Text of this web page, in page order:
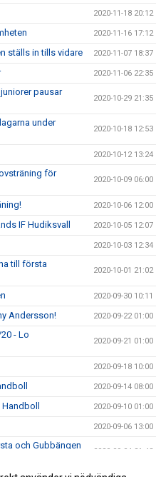
2020-11-18 20:12
2020-11-16 17:12
ställs in tills vidare 2020-11-07 18:37
2020-11-06 22:35
pausar
2020-10-29 21:35
under
2020-10-18 12:53
2020-10-12 13:24
för
2020-10-09 06:00
2020-10-06 12:00
IF Hudiksvall 2020-10-05 12:07
2020-10-03 12:34
till första
2020-10-01 21:02
2020-09-30 10:11
Andersson! 2020-09-22 01:00
- Lo
2020-09-21 01:00
2020-09-18 10:00
2020-09-14 08:00
2020-09-10 01:00
2020-09-06 13:00
och Gubbängen
2020-09-04 21:43